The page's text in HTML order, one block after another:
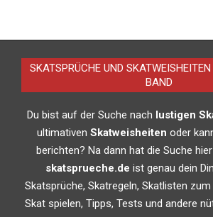
SKATSPRÜCHE UND
BAND
Du bist auf der Suche nach lustigen
ultimativen Skatweisheiten oder
berichten? Na dann hat die Suche
skatsprueche.de ist genau dein
Skatsprüche, Skatregeln, Skatlisten zum
Skat spielen, Tipps, Tests und andere